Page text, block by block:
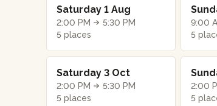
Saturday 1 Aug
2:00 PM
5:30 PM
5 places
9:00
5
Saturday 3 Oct
2:00 PM
5:30 PM
5 places
2:00
5